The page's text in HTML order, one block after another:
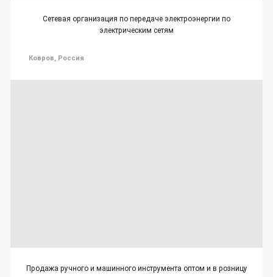
Сетевая организация по передаче электроэнергии по
электрическим сетям
Ковров, Россия
Продажа ручного и машинного инструмента оптом и в розницу